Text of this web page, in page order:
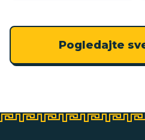
Pogledajte